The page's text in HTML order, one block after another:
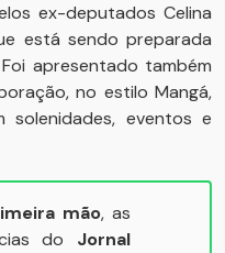
ex-deputados Celina
está sendo preparada
apresentado também
no estilo Mangá,
eventos e
mão, as
do Jornal